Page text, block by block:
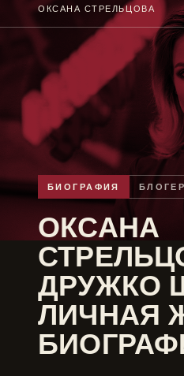
ОКСАНА СТРЕЛЬЦОВА
БИОГРАФИЯ
ОКСАНА
ДРУЖКО
ЛИЧНАЯ